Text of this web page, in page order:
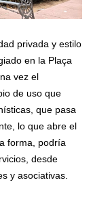
privada y estilo
en la Plaça
vez el
de uso que
que pasa
lo que abre el
forma, podría
desde
y asociativas.